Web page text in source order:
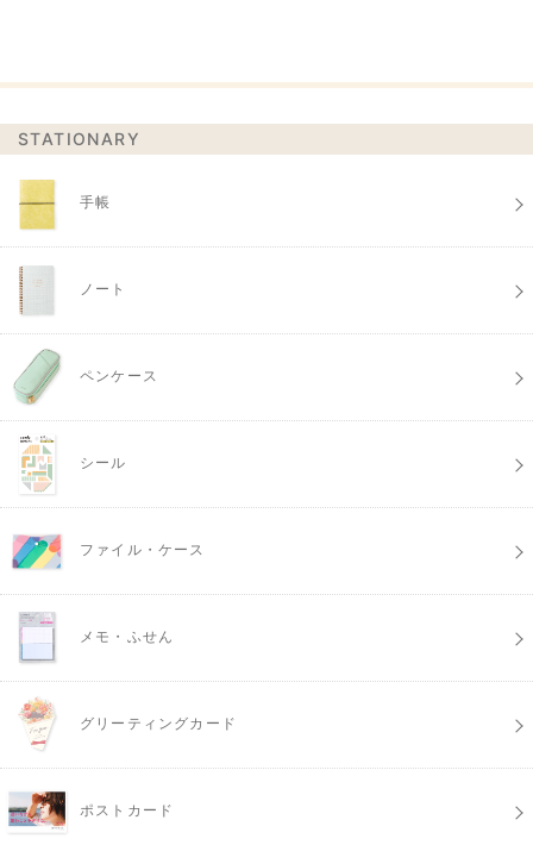
STATIONARY
手帳
ノート
ペンケース
シール
ファイル・ケース
メモ・ふせん
グリーティングカード
ポストカード